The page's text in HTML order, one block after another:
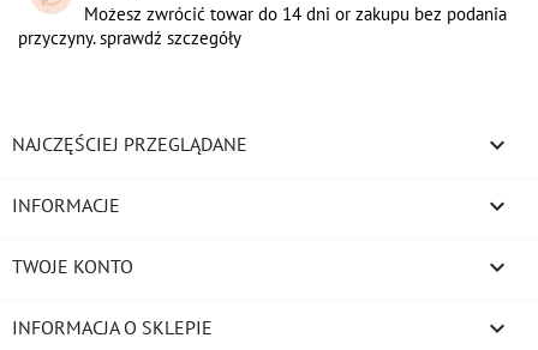
Możesz zwrócić towar do 14 dni or zakupu bez podania
przyczyny. sprawdź szczegóły
NAJCZĘŚCIEJ PRZEGLĄDANE 
INFORMACJE 
TWOJE KONTO 
INFORMACJA O SKLEPIE keyboard_arrow_down